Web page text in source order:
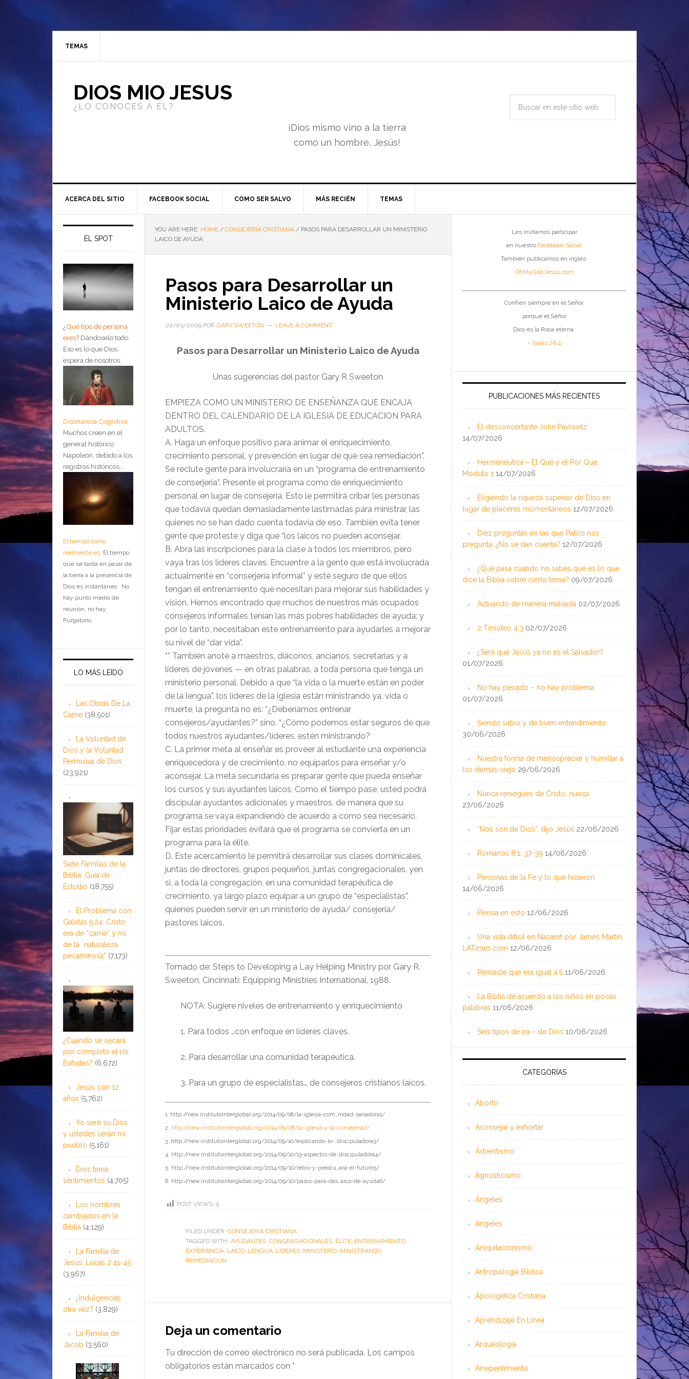
TEMAS
DIOS MIO JESUS
¿LO CONOCES A ÉL?
¡Dios mismo vino a la tierra
como un hombre, Jesús!
ACERCA DEL SITIO FACEBOOK SOCIAL COMO SER SALVO MÁS RECIÉN TEMAS
YOU ARE HERE: HOME / CONSEJERÍA CRISTIANA / PASOS PARA DESARROLLAR UN MINISTERIO
LAICO DE AYUDA
Pasos para Desarrollar un
Ministerio Laico de Ayuda
02/03/2009 POR GARY SWEETON LEAVE A COMMENT
Pasos para Desarrollar un Ministerio Laico de Ayuda
Unas sugerencias del pastor Gary R Sweeton
EMPIEZA COMO UN MINISTERIO DE ENSEÑANZA QUE ENCAJA
DENTRO DEL CALENDARIO DE LA IGLESIA DE EDUCACION PARA
ADULTOS.
A. Haga un enfoque positivo para animar el enriquecimiento,
crecimiento personal, y prevención en lugar de que sea remediación”.
Se reclute gente para involucraría en un “programa de entrenamiento
de conserjería”. Presente el programa como de enriquecimiento
personal en lugar de consejería. Esto le permitirá cribar les personas
que todavía quedan demasiadamente lastimadas para ministrar, las
quienes no se han dado cuenta todavía de eso. También evita tener
gente que proteste y diga que “los laicos no pueden aconsejar.
B. Abra las inscripciones para la clase a todos los miembros, pero
vaya tras los líderes claves. Encuentre a la gente que está involucrada
actualmente en “conserjería informal” y esté seguro de que ellos
tengan el entrenamiento que necesitan para mejorar sus habilidades y
visión. Hemos encontrado que muchos de nuestros más ocupados
consejeros informales tenían las más pobres habilidades de ayuda; y
por lo tanto, necesitaban este entrenamiento para ayudarles a mejorar
su nivel de “dar vida”.
** También anote a maestros, diáconos, ancianos, secretarias y a
líderes de jóvenes — en otras palabras, a toda persona que tenga un
ministerio personal. Debido a que “la vida o la muerte están en poder
de la lengua”, los líderes de la iglesia están ministrando ya, vida o
muerte, la pregunta no es: “¿Deberíamos entrenar
consejeros/ayudantes?” sino, “¿Cómo podemos estar seguros de que
todos nuestros ayudantes/líderes, estén ministrando?
C. La primer meta al enseñar es proveer al estudiante una experiencia
enriquecedora y de crecimiento, no equiparlos para enseñar y/o
aconsejar. La meta secundaria es preparar gente que pueda enseñar
los cursos y sus ayudantes laicos, Como el tiempo pase, usted podrá
discipular ayudantes adicionales y maestros, de manera que su
programa se vaya expandiendo de acuerdo a como sea necesario.
Fijar estas prioridades evitará que el programa se convierta en un
programa para la élite.
D. Este acercamiento le permitirá desarrollar sus clases dominicales,
juntas de directores, grupos pequeños, juntas congregacionales, yen
si, a toda la congregación, en una comunidad terapéutica de
crecimiento, ya largo plazo equipar a un grupo de “especialistas”,
quienes pueden servir en un ministerio de ayuda/ consejería/
pastores laicos.
Tomado de: Steps to Developing a Lay Helping Ministry por Gary R.
Sweeton, Cincinnati: Equipping Ministries International, 1988.
NOTA: Sugiere niveles de entrenamiento y enriquecimiento
1. Para todos …con enfoque en líderes claves.
2. Para desarrollar una comunidad terapéutica.
3. Para un grupo de especialistas… de consejeros cristianos laicos.
1. http://new.institutointerglobal.org/2014/09/08/la-iglesia-com…nidad-sanadora1/
2. http://new.institutointerglobal.org/2014/09/08/la-iglesia-y-la-consejeria2/
3. http://new.institutointerglobal.org/2014/09/10/explicando-lo-…discipuladora3/ ‎
4. http://new.institutointerglobal.org/2014/09/10/13-aspectos-de…discipuladora4/ ‎
5. http://new.institutointerglobal.org/2014/09/10/retos-y-preocu…ara-el-futuro5/
6. http://new.institutointerglobal.org/2014/09/10/pasos-para-des…aico-de-ayuda6/ ‎
POST VIEWS: 9
FILED UNDER: CONSEJERÍA CRISTIANA
TAGGED WITH: AYUDANTES, CONGREGACIONALES, ÉLITE, ENTRENAMIENTO,
EXPERIENCIA, LAICO, LENGUA, LÍDERES, MINISTERIO, MINISTRANDO,
REMEDIACIÓN
Deja un comentario
Tu dirección de correo electrónico no será publicada. Los campos
obligatorios están marcados con *
Les invitamos participar
en nuestro Facebook Social.
También publicamos en inglés:
OhMyGodJesus.com
Confíen siempre en el Señor,
porque el Señor
Dios es la Roca eterna.
- Isaías 26:4
PUBLICACIONES MÁS RECIENTES
El desconcertante John Pavlovitz
14/07/2026
Hermenéutica – El Qué y el Por Qué:
Módulo 1 14/07/2026
Eligiendo la riqueza superior de Dios en
lugar de placeres momentáneos 12/07/2026
Diez preguntas en las que Pablo nos
pregunta: ¿No se dan cuenta? 12/07/2026
¿Qué pasa cuando no sabes qué es lo que
dice la Biblia sobre cierto tema? 09/07/2026
Actuando de manera malvada 02/07/2026
2 Timoteo 4:3 02/07/2026
¿Será que Jesús ya no es el Salvador?
01/07/2026
No hay pecado – no hay problema
01/07/2026
Siendo sabio y de buen entendimiento
30/06/2026
Nuestra forma de menospreciar y humillar a
los demás-viejo 29/06/2026
Nunca reniegues de Cristo, nunca
27/06/2026
“Nos son de Dios”, dijo Jesús 22/06/2026
Romanos 8:1, 37-39 14/06/2026
Personas de la Fe y lo que hicieron
14/06/2026
Piensa en esto 12/06/2026
Una vida difícil en Nazaret por James Martin;
LATimes.com 12/06/2026
Pensaste que era igual a ti 11/06/2026
La Biblia de acuerdo a los niños en pocas
palabras 11/06/2026
Seis tipos de ira – de Dios 10/06/2026
CATEGORÍAS
Aborto
Aconsejar y exhortar
Adventismo
Agnosticismo
Ángeles
Angeles
Aniquilacionismo
Antropología Bíblica
Apologética Cristiana
Aprendizaje En Línea
Arqueología
Arrepentimiento
EL SPOT
¿Qué tipo de persona
eres? Dándoselo todo.
Eso es lo que Dios
espera de nosotros.
Disonancia Cognitiva
Muchos creen en el
general histórico
Napoleón, debido a los
registros históricos....
El tiempo como
realmente es El tiempo
que se tarda en pasar de
la tierra a la presencia de
Dios es instantáneo. No
hay punto medio de
reunión, no hay
Purgatorio.
LO MÁS LEÍDO
Las Obras De La
Carne (38,501)
La Voluntad de
Dios y la Voluntad
Permisiva de Dios
(23,921)
Siete Familias de la
Biblia: Guía de
Estudio (18,755)
El Problema con
Gálatas 5:24: Cristo
era de “carne” y no
de la ¨naturaleza
pecaminosa” (7,173)
¿Cuándo se secará
por completo el río
Éufrates? (6,672)
Jesús con 12
años (5,762)
Yo seré su Dios
y ustedes serán mi
pueblo (5,161)
Dios tiene
sentimientos (4,705)
Los nombres
cambiados en la
Biblia (4,129)
La Familia de
Jesús: Lucas 2:41-45
(3,967)
¿Indulgencias
otra vez? (3,829)
La Familia de
Jacob (3,560)